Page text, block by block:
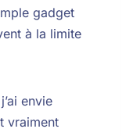
gadget
à la limite
envie
vraiment